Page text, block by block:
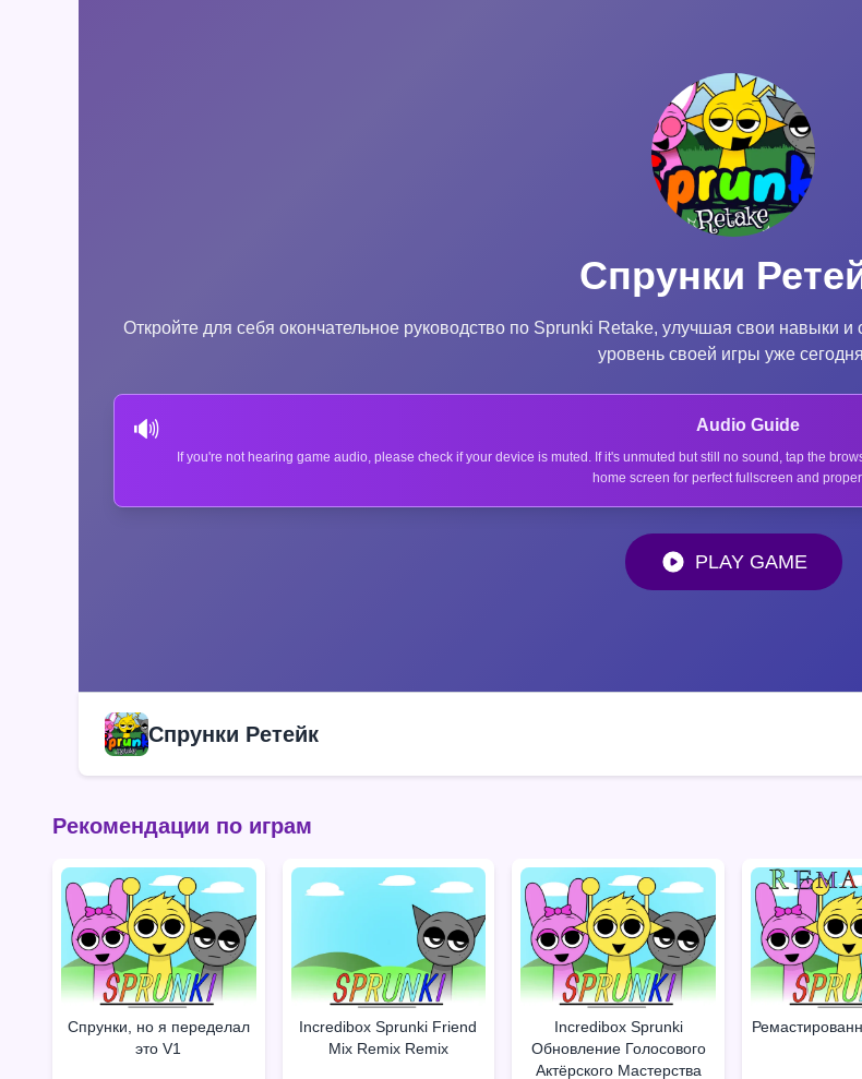
Спрунки
Откройте для себя окончательное руководство по Sprunki Retake, улучшая свои
уровень своей игры уже
🔊 Audio Guide
If you're not hearing game audio, please check if your device is muted. If it's unmuted but still no sound, tap the
home screen for perfect fullscreen and
PLAY GAME
Спрунки Ретейк
Рекомендации по играм
Спрунки, но я переделал
это V1
Incredibox Sprunki Friend
Mix Remix Remix
Incredibox Sprunki
Обновление Голосового
Актёрского Мастерства